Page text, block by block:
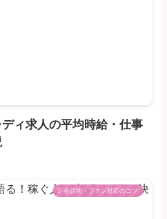
ディ求人の平均時給・仕事
会話術・ファン対応のコツ